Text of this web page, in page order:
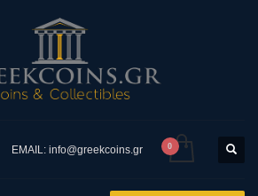
EMAIL: info@greekcoins.gr